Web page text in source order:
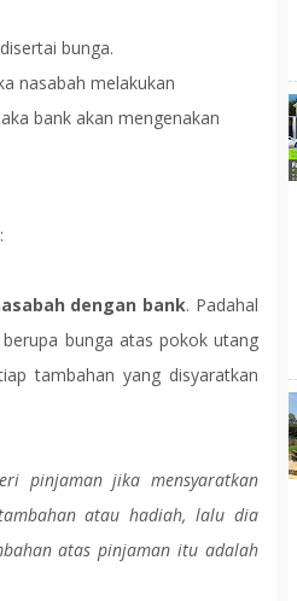
bunga.
nasabah melakukan
bank akan mengenakan
dengan bank. Padahal
bunga atas pokok utang
tambahan yang disyaratkan
pinjaman jika mensyaratkan
atau hadiah, lalu dia
atas pinjaman itu adalah